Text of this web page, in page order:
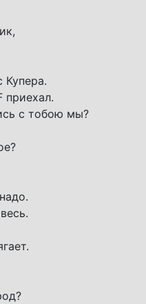
Купера.
приехал.
с тобою мы?